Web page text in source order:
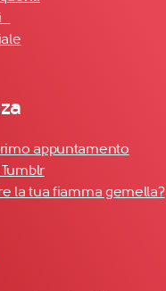
appuntamento
la tua fiamma gemella?